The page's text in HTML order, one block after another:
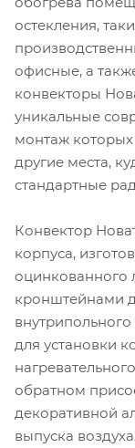
остекления,
офисные, а
конвекторы
уникальные
монтаж
другие места,
стандартные
Конвектор
корпуса,
оцинкованного
кронштейнами
для установки
обратном
декоративной
выпуска